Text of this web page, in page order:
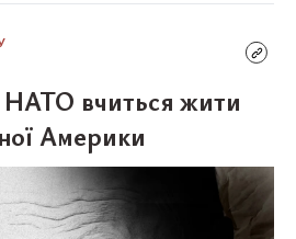
НАТО вчиться жити
Америки